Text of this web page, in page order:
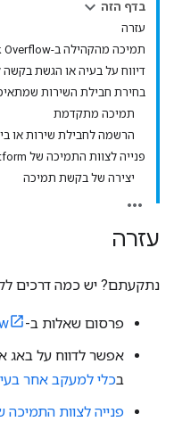
בדף הזה
עזרה
תמיכה מהקהילה ב-Stack Overflow
דיווח על בעיה או הגשת
בחירת חבילת השירות
תמיכה מתקדמת
הרשמה לחבילת שירות או
פנייה לצוות התמיכה של Google Maps Platform
יצירה של בקשת תמיכה
עזרה
נתקעתם? יש כמה דרכים
פרסום שאלות ב-
אפשר לדווח על באג
בכלי למעקב אחר
פנייה לצוות